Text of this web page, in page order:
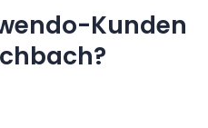
Kunden